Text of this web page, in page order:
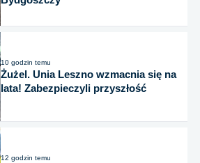
10 godzin temu
Żużel. Unia Leszno wzmacnia się na
lata! Zabezpieczyli przyszłość
12 godzin temu